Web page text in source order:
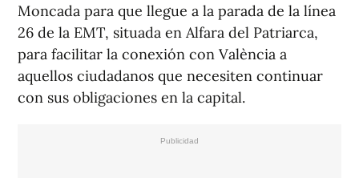
Moncada para que llegue a la parada de la línea
26 de la EMT, situada en Alfara del Patriarca,
para facilitar la conexión con València a
aquellos ciudadanos que necesiten continuar
con sus obligaciones en la capital.